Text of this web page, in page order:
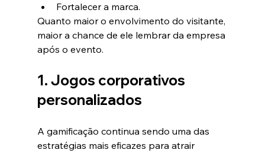
Fortalecer a marca.
Quanto maior o envolvimento do visitante,
maior a chance de ele lembrar da empresa
após o evento.
1. Jogos corporativos
personalizados
A gamificação continua sendo uma das
estratégias mais eficazes para atrair